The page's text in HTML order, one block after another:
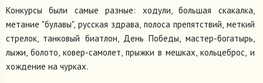
Конкурсы были самые разные: ходули, большая скакалка,
метание "булавы", русская здрава, полоса препятствий, меткий
стрелок, танковый биатлон, День Победы, мастер-богатырь,
лыжи, болото, ковер-самолет, прыжки в мешках, кольцеброс, и
хождение на чурках.